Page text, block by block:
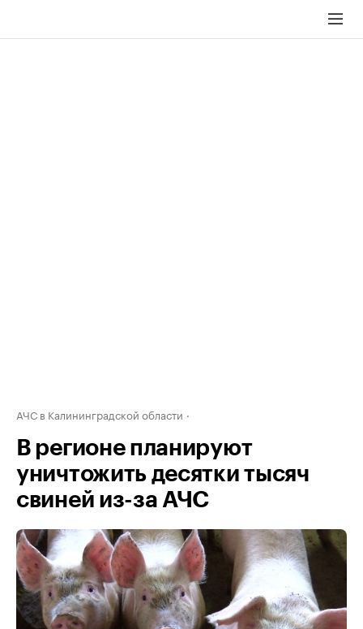
АЧС в Калининградской области
В регионе планируют
уничтожить десятки тысяч
свиней из-за АЧС